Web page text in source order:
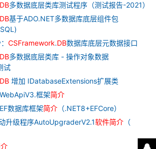
DB多数据底层类库测试程序（测试报告-2021）
DB基于ADO.NET多数据库底层组件包
CSFramework.DB数据库底层元数据接口
DB多数据底层类库 - 操作对象数据
试
DB 增加 IDatabaseExtensions扩展类
框架简介
数据库框架简介 （.NET8+EFCore）
升级程序AutoUpgraderV2.1软件简介 （